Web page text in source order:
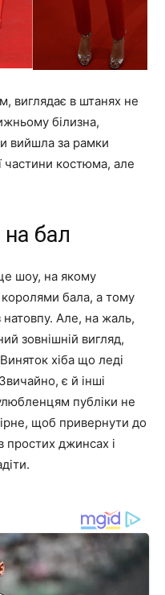
виглядає в штанях не
білизна,
вийшла за рамки
частини костюма, але
бал
шоу, на якому
королями бала, а тому
Але, на жаль,
зовнішній вигляд,
хіба що леді
є й інші
публіки не
щоб привернути до
простих джинсах і